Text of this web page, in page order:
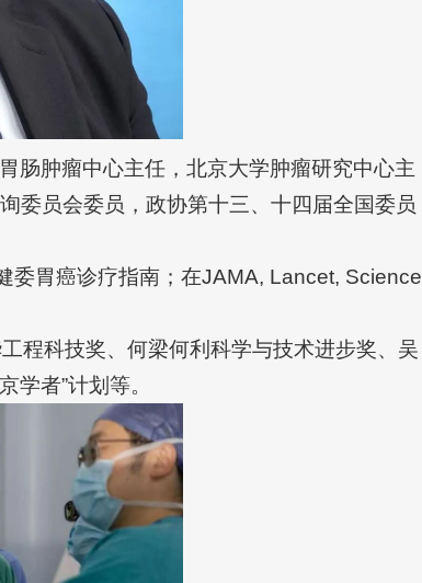
肠肿瘤中心主任，北京大学肿瘤研究中心主
委员会委员，政协第十三、十四届全国委员
委胃癌诊疗指南；在JAMA, Lancet, Science
程科技奖、何梁何利科学与技术进步奖、吴
学者”计划等。